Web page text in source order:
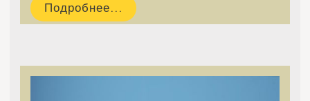
Подробнее...